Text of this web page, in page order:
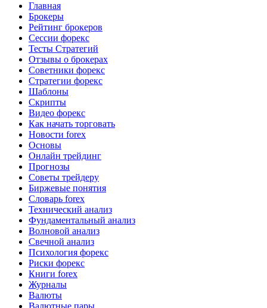
Главная
Брокеры
Рейтинг брокеров
Сессии форекс
Тесты Стратегий
Отзывы о брокерах
Советники форекс
Стратегии форекс
Шаблоны
Скрипты
Видео форекс
Как начать торговать
Новости forex
Основы
Онлайн трейдинг
Прогнозы
Советы трейдеру
Биржевые понятия
Словарь forex
Технический анализ
Фундаментальный анализ
Волновой анализ
Свечной анализ
Психология форекс
Риски форекс
Книги forex
Журналы
Валюты